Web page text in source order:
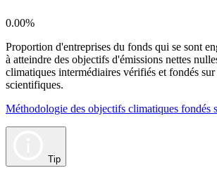
0.00%
Proportion d'entreprises du fonds qui se sont
à atteindre des objectifs d'émissions nettes
climatiques intermédiaires vérifiés et fondés sur
scientifiques.
Méthodologie des objectifs climatiques fondés
Tip